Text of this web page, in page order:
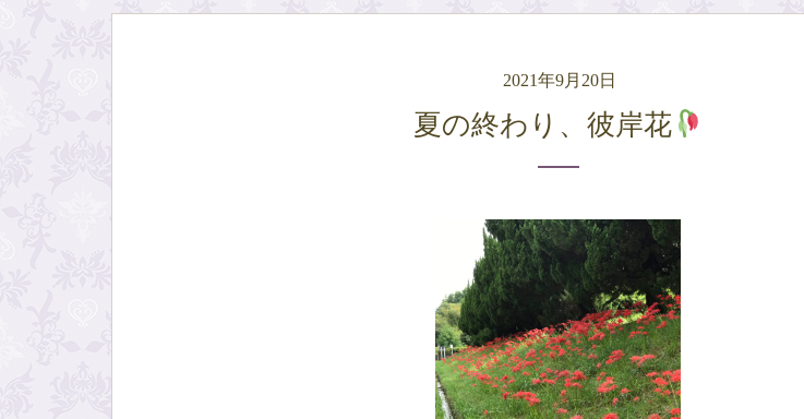
2021年9月20日
夏の終わり、彼岸花